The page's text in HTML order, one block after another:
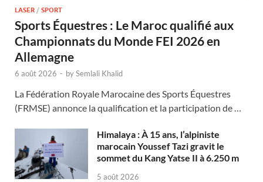
LASER / SPORT
Sports Équestres : Le Maroc qualifié aux
Championnats du Monde FEI 2026 en
Allemagne
6 août 2026 - bySemlali Khalid
La Fédération Royale Marocaine des Sports Équestres
(FRMSE) annonce la qualification et la participation de …
Himalaya : À 15 ans, l’alpiniste
marocain Youssef Tazi gravit le
sommet du Kang Yatse II à 6.250 m
5 août 2026